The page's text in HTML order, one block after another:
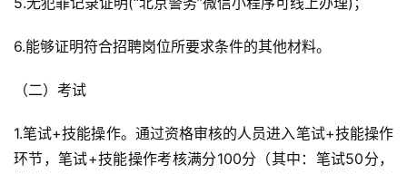
6.能够证明符合招聘岗位所要求条件的其他材料。
（二）考试
1.笔试+技能操作。通过资格审核的人员进入笔试+技能操作
环节，笔试+技能操作考核满分100分（其中：笔试50分，